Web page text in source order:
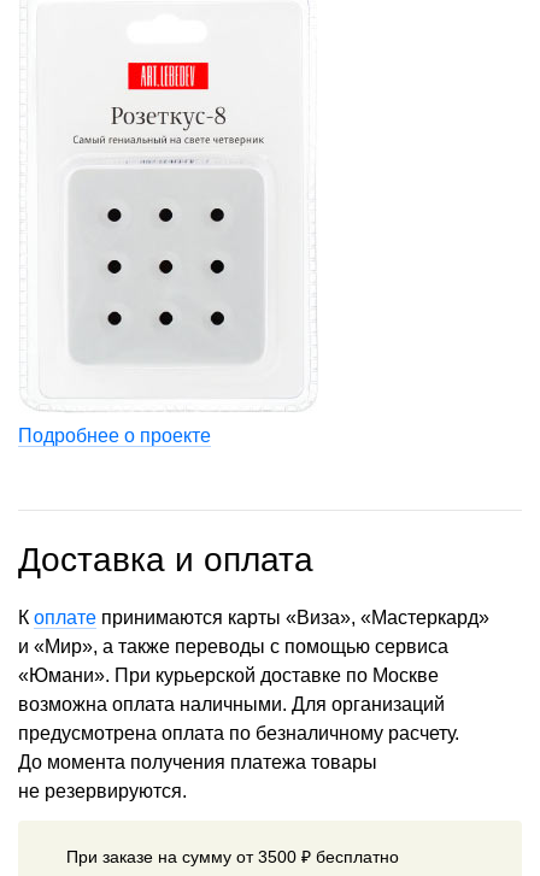
Подробнее о проекте
Доставка и оплата
К оплате принимаются карты «Виза», «Мастеркард»
и «Мир», а также переводы с помощью сервиса
«Юмани». При курьерской доставке по Москве
возможна оплата наличными. Для организаций
предусмотрена оплата по безналичному расчету.
До момента получения платежа товары
не резервируются.
При заказе на сумму от 3500 ₽ бесплатно